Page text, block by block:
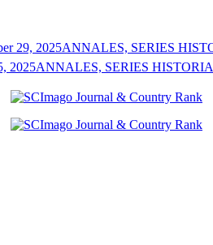
29, 2025ANNALES, SERIES
2025ANNALES, SERIES